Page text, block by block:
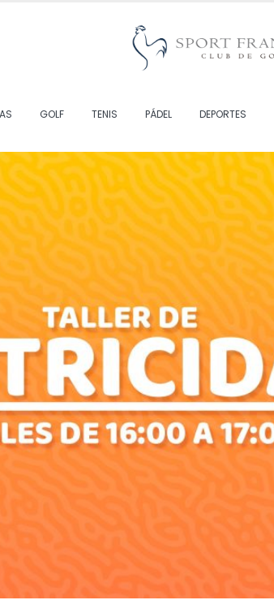
GOLF TENIS PÁDEL DEPORTES